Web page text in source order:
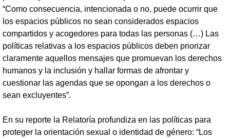
“Como consecuencia, intencionada o no, puede ocurrir que
los espacios públicos no sean considerados espacios
compartidos y acogedores para todas las personas (…) Las
políticas relativas a los espacios públicos deben priorizar
claramente aquellos mensajes que promuevan los derechos
humanos y la inclusión y hallar formas de afrontar y
cuestionar las agendas que se opongan a los derechos o
sean excluyentes”.
En su reporte la Relatoría profundiza en las políticas para
proteger la orientación sexual o identidad de género: “Los